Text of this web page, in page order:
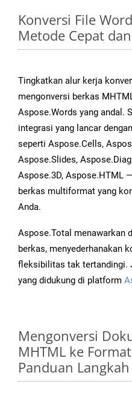
Konversi File
Metode Cepat
Tingkatkan alur kerja
mengonversi berkas
Aspose.Words yang andal.
integrasi yang lancar
seperti Aspose.Cells,
Aspose.Slides,
Aspose.3D, Aspose.HTML
berkas multiformat yang
Anda.
Aspose.Total menawarkan
berkas, menyederhanakan
fleksibilitas tak tertandingi.
yang didukung di platform
Mengonversi
MHTML ke
Panduan